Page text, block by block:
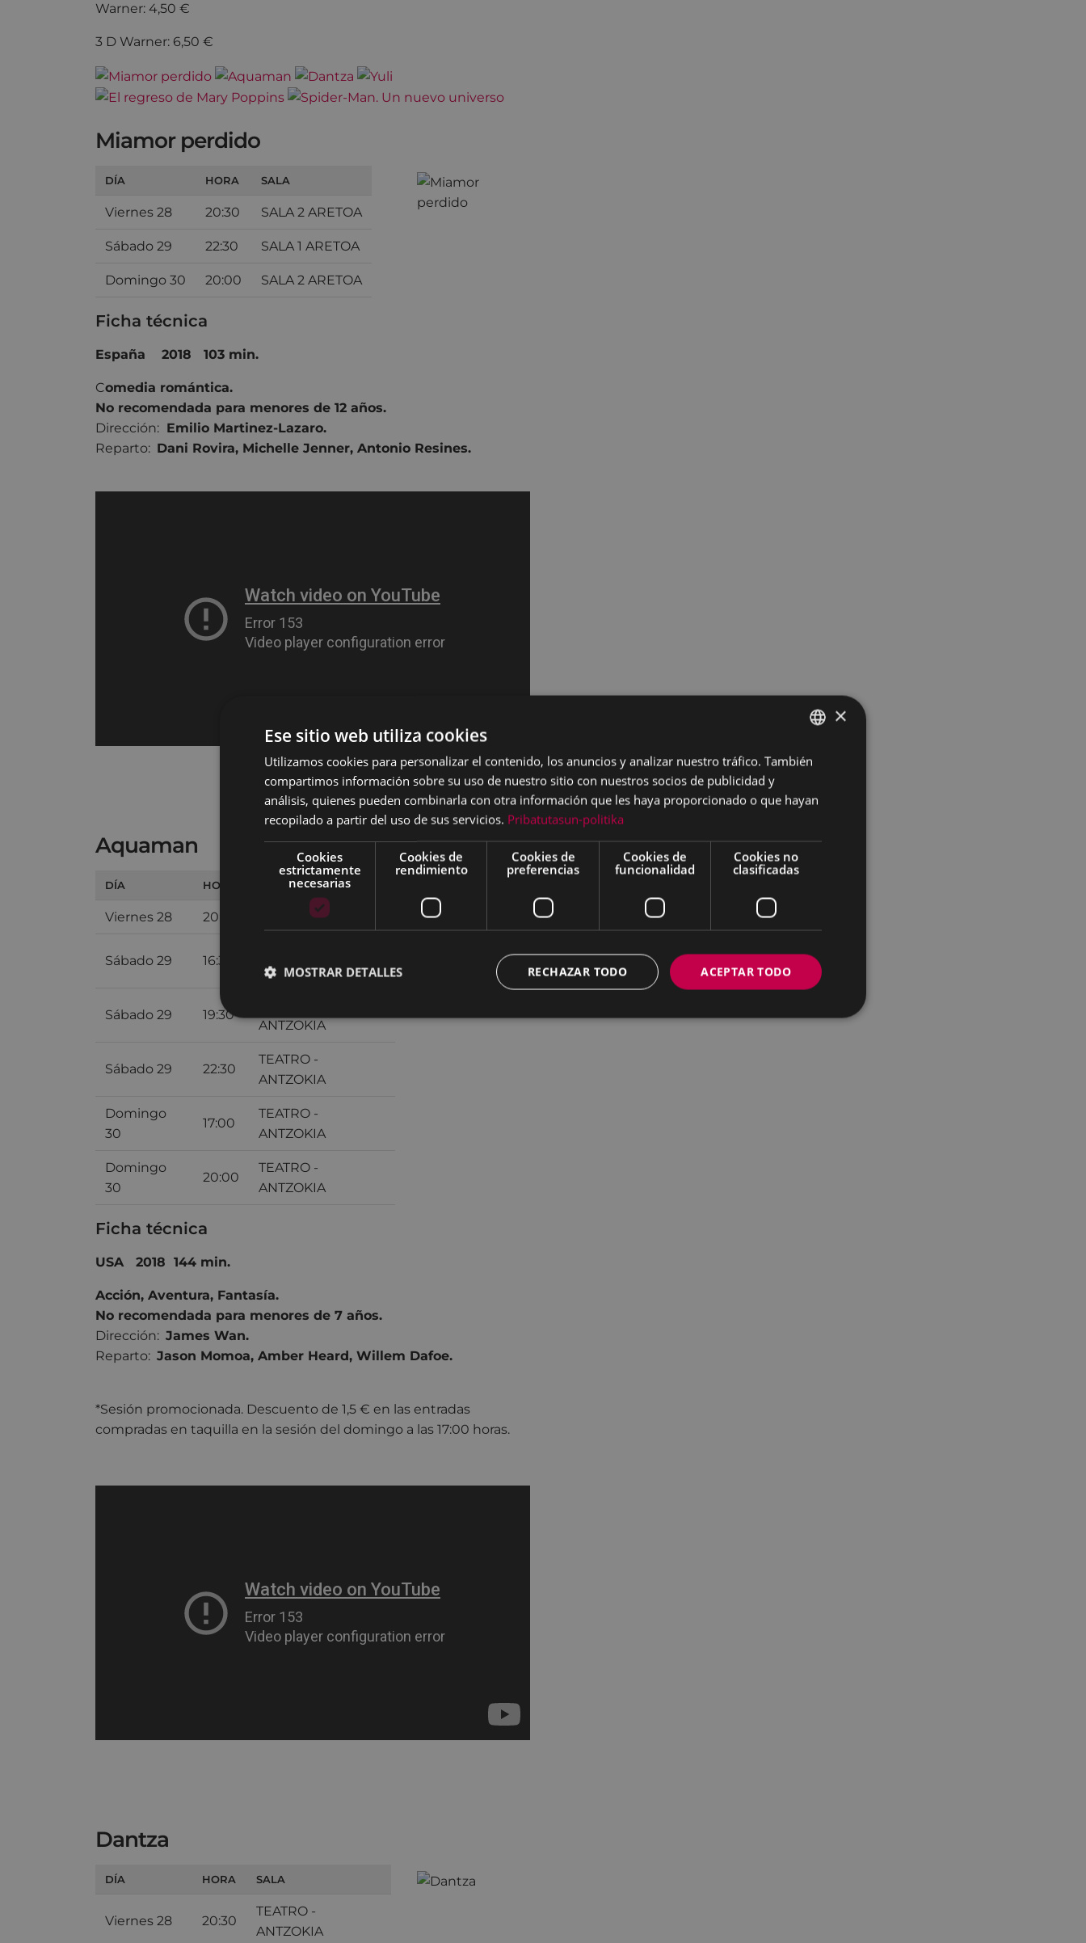
Warner: 4,50 €
3 D Warner: 6,50 €
Miamor perdido
DÍA HORA SALA
Viernes 28 20:30 SALA 2 ARETOA
Sábado 29 22:30 SALA 1 ARETOA
Domingo 30 20:00 SALA 2 ARETOA
Ficha técnica
España 2018 103 min.
Comedia romántica.
No recomendada para menores de 12 años.
Dirección: Emilio Martinez-Lazaro.
Reparto: Dani Rovira, Michelle Jenner, Antonio Resines.
Aquaman
DÍA HORA
Viernes 28 20:30 SALA 1 ARETOA
Sábado 29 16:30
ANTZOKIA
Sábado 29 19:30
ANTZOKIA
Sábado 29 22:30
TEATRO -
ANTZOKIA
Domingo
30
17:00
TEATRO -
ANTZOKIA
Domingo
30
20:00
TEATRO -
ANTZOKIA
Ficha técnica
USA 2018 144 min.
Acción, Aventura, Fantasía.
No recomendada para menores de 7 años.
Dirección: James Wan.
Reparto: Jason Momoa, Amber Heard, Willem Dafoe.
*Sesión promocionada. Descuento de 1,5 € en las entradas
compradas en taquilla en la sesión del domingo a las 17:00 horas.
Dantza
DÍA HORA SALA
Viernes 28 20:30
TEATRO -
ANTZOKIA
BASQUE
×
Ese sitio web utiliza cookies
Utilizamos cookies para personalizar el contenido, los anuncios y analizar nuestro tráfico. También
compartimos información sobre su uso de nuestro sitio con nuestros socios de publicidad y
análisis, quienes pueden combinarla con otra información que les haya proporcionado o que hayan
recopilado a partir del uso de sus servicios. Pribatutasun-politika
Cookies
estrictamente
necesarias
Cookies de
rendimiento
Cookies de
preferencias
Cookies de
funcionalidad
Cookies no
clasificadas
ACEPTAR TODO
RECHAZAR TODO
MOSTRAR DETALLES